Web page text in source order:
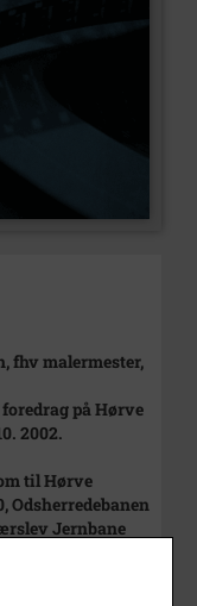
fhv malermester,
på Hørve
2002.
til Hørve
Odsherredebanen
Jernbane